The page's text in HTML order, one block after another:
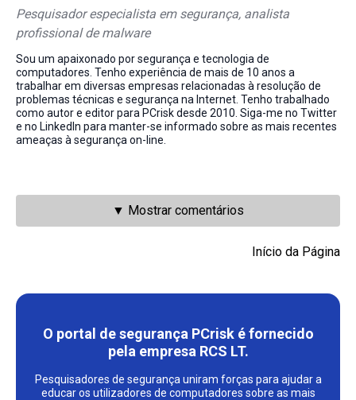
Pesquisador especialista em segurança, analista
profissional de malware
Sou um apaixonado por segurança e tecnologia de
computadores. Tenho experiência de mais de 10 anos a
trabalhar em diversas empresas relacionadas à resolução de
problemas técnicas e segurança na Internet. Tenho trabalhado
como autor e editor para PCrisk desde 2010. Siga-me no Twitter
e no LinkedIn para manter-se informado sobre as mais recentes
ameaças à segurança on-line.
▼ Mostrar comentários
Início da Página
O portal de segurança PCrisk é fornecido
pela empresa RCS LT.
Pesquisadores de segurança uniram forças para ajudar a
educar os utilizadores de computadores sobre as mais